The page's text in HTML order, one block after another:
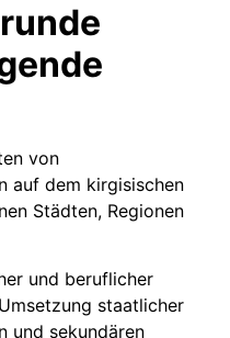
von
auf dem kirgisischen
Städten, Regionen
und beruflicher
staatlicher
und sekundären